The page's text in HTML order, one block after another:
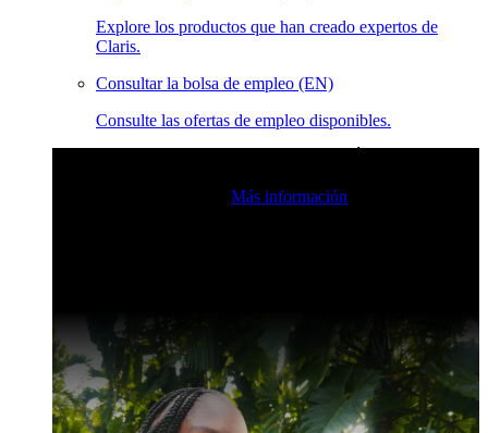
Explore los productos que han creado expertos de
Claris.
Consultar la bolsa de empleo (EN)
Consulte las ofertas de empleo disponibles.
Más información